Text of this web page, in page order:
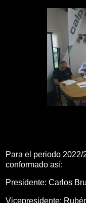
Para el periodo
conformado así:
Presidente: Carlos
Vicepresidente: